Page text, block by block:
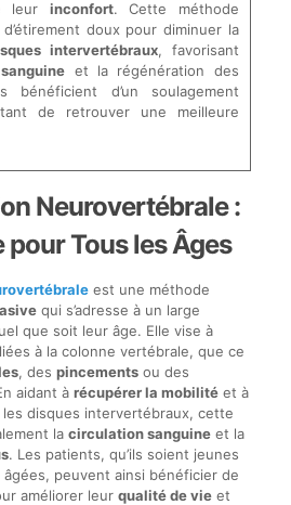
leur inconfort. Cette méthode
doux pour diminuer la
intervertébraux, favorisant
et la régénération des
bénéficient d’un soulagement
de retrouver une meilleure
Neurovertébrale :
pour Tous les Âges
est une méthode
qui s’adresse à un large
que soit leur âge. Elle vise à
à la colonne vertébrale, que ce
, des pincementsou des
aidant à récupérer la mobilitéet à
disques intervertébraux, cette
la circulation sanguineet la
. Les patients, qu’ils soient jeunes
peuvent ainsi bénéficier de
améliorer leur qualité de vieet